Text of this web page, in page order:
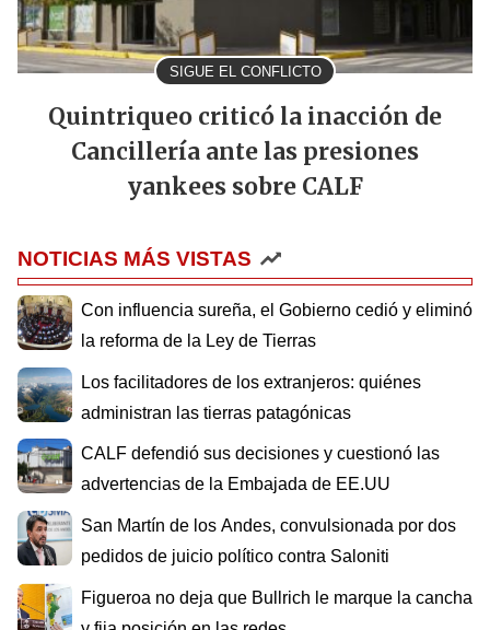
SIGUE EL CONFLICTO
Quintriqueo criticó la inacción de
Cancillería ante las presiones
yankees sobre CALF
NOTICIAS MÁS VISTAS
Con influencia sureña, el Gobierno cedió y eliminó
la reforma de la Ley de Tierras
Los facilitadores de los extranjeros: quiénes
administran las tierras patagónicas
CALF defendió sus decisiones y cuestionó las
advertencias de la Embajada de EE.UU
San Martín de los Andes, convulsionada por dos
pedidos de juicio político contra Saloniti
Figueroa no deja que Bullrich le marque la cancha